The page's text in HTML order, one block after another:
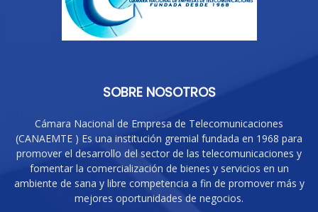
SOBRE NOSOTROS
Cámara Nacional de Empresa de Telecomunicaciones
(CANAEMTE ) Es una institución gremial fundada en 1968 para
promover el desarrollo del sector de las telecomunicaciones y
fomentar la comercialización de bienes y servicios en un
ambiente de sana y libre competencia a fin de promover más y
mejores oportunidades de negocios.